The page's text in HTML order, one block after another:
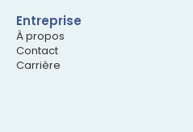
Entreprise
À propos
Contact
Carrière